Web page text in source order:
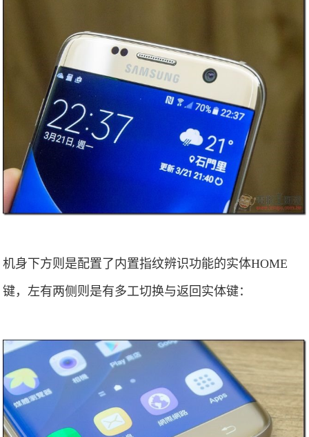
机身下方则是配置了内置指纹辨识功能的实体HOME
键，左有两侧则是有多工切换与返回实体键：